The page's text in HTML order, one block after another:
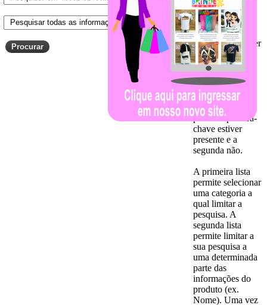
que ambas as
palavras devem
estar presentes
para o produto ser
exibido.
Selecionando
NOT significa
que o produto
será exibido
somente se a
primeira palavra-
chave estiver
presente e a
segunda não.
A primeira lista
permite selecionar
uma categoria a
qual limitar a
pesquisa. A
segunda lista
permite limitar a
sua pesquisa a
uma determinada
parte das
informações do
produto (ex.
Nome). Uma vez